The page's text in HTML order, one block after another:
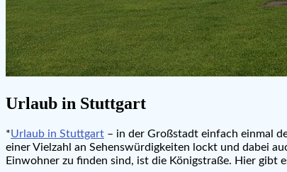
Urlaub in Stuttgart
*Urlaub in Stuttgart – in der Großstadt einfach einmal
einer Vielzahl an Sehenswürdigkeiten lockt und dabei
Einwohner zu finden sind, ist die Königstraße. Hier gibt